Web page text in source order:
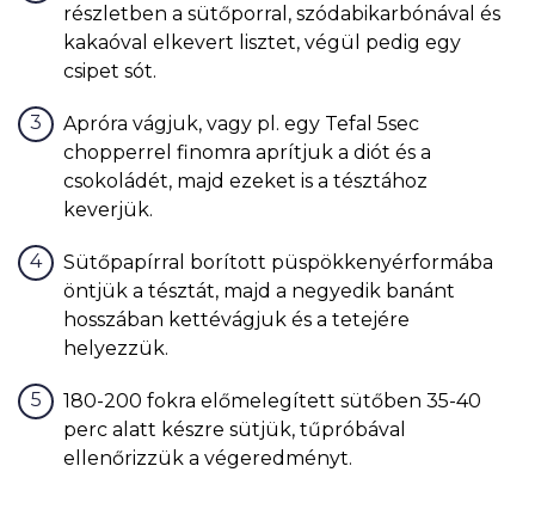
részletben a sütőporral, szódabikarbónával és
kakaóval elkevert lisztet, végül pedig egy
csipet sót.
Apróra vágjuk, vagy pl. egy Tefal 5sec
chopperrel finomra aprítjuk a diót és a
csokoládét, majd ezeket is a tésztához
keverjük.
Sütőpapírral borított püspökkenyérformába
öntjük a tésztát, majd a negyedik banánt
hosszában kettévágjuk és a tetejére
helyezzük.
180-200 fokra előmelegített sütőben 35-40
perc alatt készre sütjük, tűpróbával
ellenőrizzük a végeredményt.